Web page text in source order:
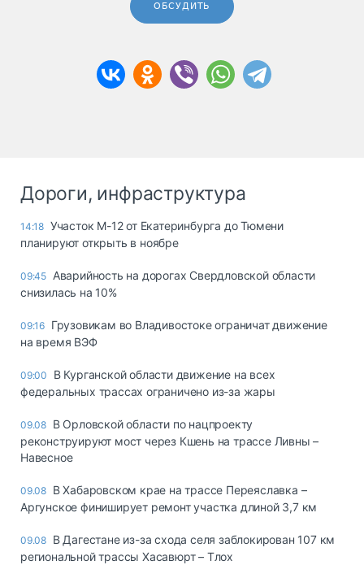
ОБСУДИТЬ
Дороги, инфраструктура
14:18 Участок М-12 от Екатеринбурга до Тюмени
планируют открыть в ноябре
09:45 Аварийность на дорогах Свердловской области
снизилась на 10%
09:16 Грузовикам во Владивостоке ограничат движение
на время ВЭФ
09:00
В Курганской области движение на всех
федеральных трассах ограничено из-за жары
09.08 В Орловской области по нацпроекту
реконструируют мост через Кшень на трассе Ливны –
Навесное
09.08 В Хабаровском крае на трассе Переяславка –
Аргунское финиширует ремонт участка длиной 3,7 км
09.08 В Дагестане из-за схода селя заблокирован 107 км
региональной трассы Хасавюрт – Тлох